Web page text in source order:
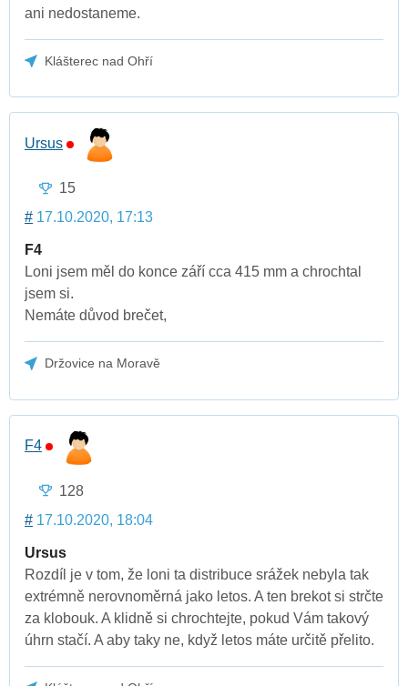
ani nedostaneme.
Klášterec nad Ohří
Ursus
15
# 17.10.2020, 17:13
F4
Loni jsem měl do konce září cca 415 mm a chrochtal
jsem si.
Nemáte důvod brečet,
Držovice na Moravě
F4
128
# 17.10.2020, 18:04
Ursus
Rozdíl je v tom, že loni ta distribuce srážek nebyla tak
extrémně nerovnoměrná jako letos. A ten brekot si strčte
za klobouk. A klidně si chrochtejte, pokud Vám takový
úhrn stačí. A aby taky ne, když letos máte určitě přelito.